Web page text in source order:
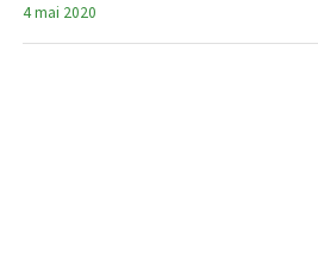
4 mai 2020